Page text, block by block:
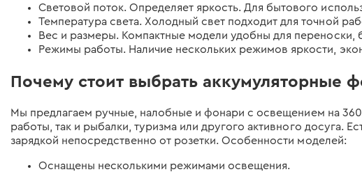
Световой поток. Определяет яркость. Для бытового
Температура света. Холодный свет подходит для точной
Вес и размеры. Компактные модели удобны для переноски,
Режимы работы. Наличие нескольких режимов яркости,
Почему стоит выбрать аккумуляторные
Мы предлагаем ручные, налобные и фонари с освещением на
работы, так и рыбалки, туризма или другого активного досуга.
зарядкой непосредственно от розетки. Особенности моделей:
Оснащены несколькими режимами освещения.